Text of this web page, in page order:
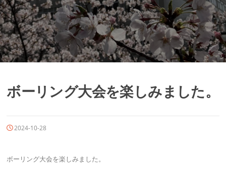
ボーリング大会を楽しみました。
2024-10-28
ボーリング大会を楽しみました。